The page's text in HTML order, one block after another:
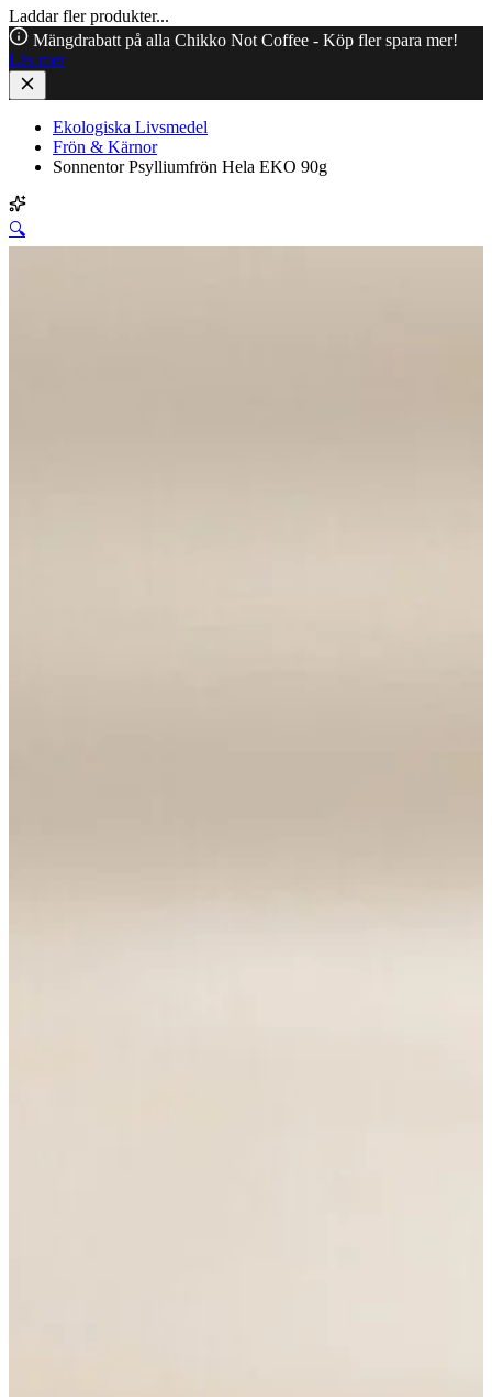
Laddar fler produkter...
Mängdrabatt på alla Chikko Not Coffee - Köp fler spara mer!
Läs mer
Ekologiska Livsmedel
Frön & Kärnor
Sonnentor Psylliumfrön Hela EKO 90g
🔍